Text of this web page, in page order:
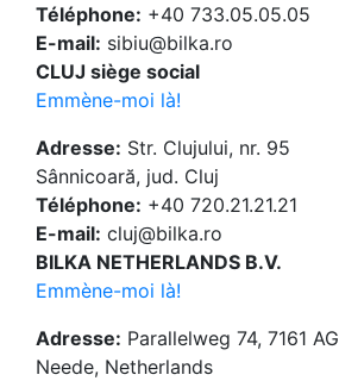
Téléphone: +40 733.05.05.05
E-mail: sibiu@bilka.ro
CLUJ siège social
Emmène-moi là!
Adresse: Str. Clujului, nr. 95
Sânnicoară, jud. Cluj
Téléphone: +40 720.21.21.21
E-mail: cluj@bilka.ro
BILKA NETHERLANDS B.V.
Emmène-moi là!
Adresse: Parallelweg 74, 7161 AG
Neede, Netherlands